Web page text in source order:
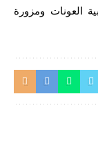
العونات ومزورة